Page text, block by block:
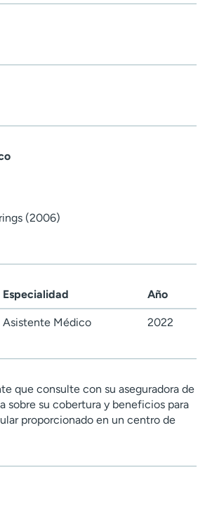
(2006)
Especialidad Año
Asistente Médico 2022
que consulte con su aseguradora de
sobre su cobertura y beneficios para
proporcionado en un centro de